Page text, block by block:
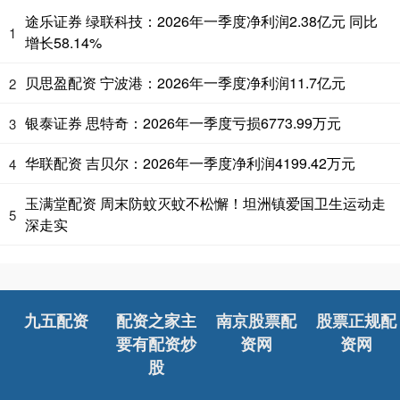
1
途乐证券 绿联科技：2026年一季度净利润2.38亿元 同比
增长58.14%
2 贝思盈配资 宁波港：2026年一季度净利润11.7亿元
3 银泰证券 思特奇：2026年一季度亏损6773.99万元
4 华联配资 吉贝尔：2026年一季度净利润4199.42万元
5
玉满堂配资 周末防蚊灭蚊不松懈！坦洲镇爱国卫生运动走
深走实
九五配资
配资之家主
要有配资炒
股
南京股票配
资网
股票正规配
资网